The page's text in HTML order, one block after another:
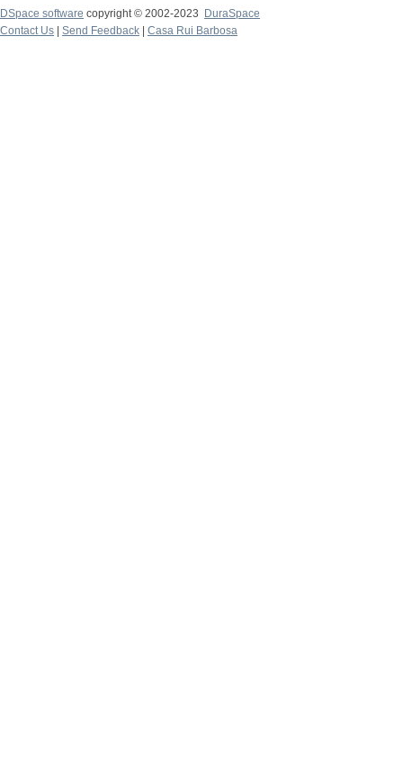
DSpace software copyright © 2002-2023
DuraSpace
Contact Us
Send Feedback Casa Rui Barbosa